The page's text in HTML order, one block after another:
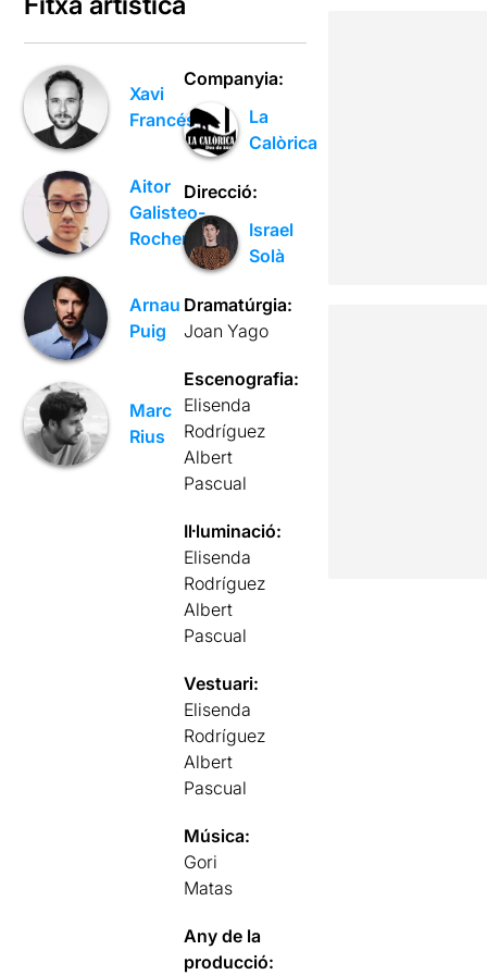
Xavi
Francés
Aitor
Galisteo-
Rocher
Arnau
Puig
Marc
Rius
Companyia:
La
Calòrica
Direcció:
Israel
Solà
Dramatúrgia:
Joan Yago
Escenografia:
Elisenda
Rodríguez
Albert
Pascual
Il·luminació:
Elisenda
Rodríguez
Albert
Pascual
Vestuari:
Elisenda
Rodríguez
Albert
Pascual
Música:
Gori
Matas
Any de la
producció: